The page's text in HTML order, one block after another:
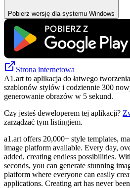
Pobierz wersję dla systemu Windows
Strona internetowa
A1.art to aplikacja do łatwego
szablonów stylów i codziennie 300
generowanie obrazów w 5 sekund.
Czy jesteś deweloperem tej aplikacji?
zarządzać tym listingiem.
a1.art offers 20,000+ style templates,
image platform available. Every day,
added, creating endless possibilities.
seconds, you can generate stunning
platform where everyone can easily
applications. Creating art has never